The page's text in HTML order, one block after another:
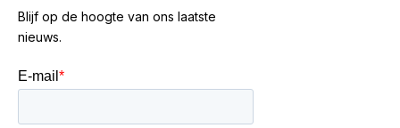
Blijf op de hoogte van ons laatste
nieuws.